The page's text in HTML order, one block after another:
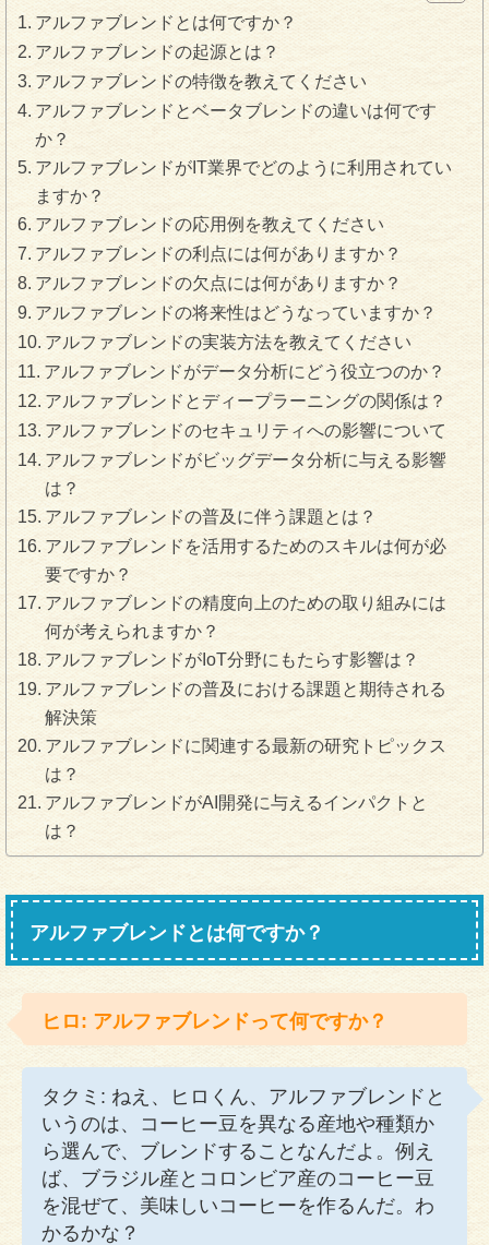
アルファブレンドとは何ですか？
アルファブレンドの起源とは？
アルファブレンドの特徴を教えてください
アルファブレンドとベータブレンドの違いは何です
か？
アルファブレンドがIT業界でどのように利用されてい
ますか？
アルファブレンドの応用例を教えてください
アルファブレンドの利点には何がありますか？
アルファブレンドの欠点には何がありますか？
アルファブレンドの将来性はどうなっていますか？
アルファブレンドの実装方法を教えてください
アルファブレンドがデータ分析にどう役立つのか？
アルファブレンドとディープラーニングの関係は？
アルファブレンドのセキュリティへの影響について
アルファブレンドがビッグデータ分析に与える影響
は？
アルファブレンドの普及に伴う課題とは？
アルファブレンドを活用するためのスキルは何が必
要ですか？
アルファブレンドの精度向上のための取り組みには
何が考えられますか？
アルファブレンドがIoT分野にもたらす影響は？
アルファブレンドの普及における課題と期待される
解決策
アルファブレンドに関連する最新の研究トピックス
は？
アルファブレンドがAI開発に与えるインパクトと
は？
アルファブレンドとは何ですか？
ヒロ: アルファブレンドって何ですか？
タクミ: ねえ、ヒロくん、アルファブレンドと
いうのは、コーヒー豆を異なる産地や種類か
ら選んで、ブレンドすることなんだよ。例え
ば、ブラジル産とコロンビア産のコーヒー豆
を混ぜて、美味しいコーヒーを作るんだ。わ
かるかな？